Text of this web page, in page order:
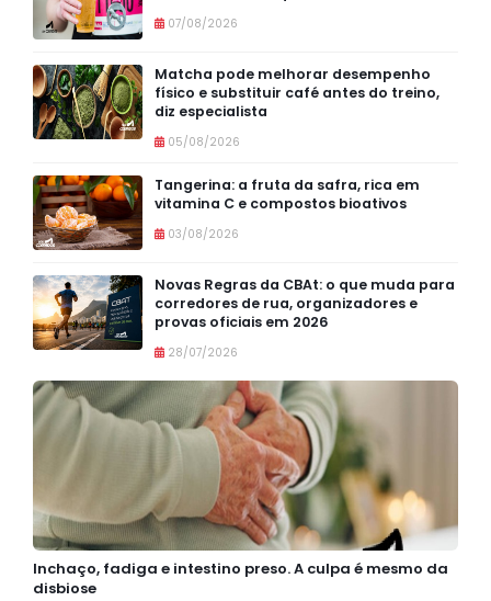
07/08/2026
Matcha pode melhorar desempenho
físico e substituir café antes do treino,
diz especialista
05/08/2026
Tangerina: a fruta da safra, rica em
vitamina C e compostos bioativos
03/08/2026
Novas Regras da CBAt: o que muda para
corredores de rua, organizadores e
provas oficiais em 2026
28/07/2026
Inchaço, fadiga e intestino preso. A culpa é mesmo da
disbiose